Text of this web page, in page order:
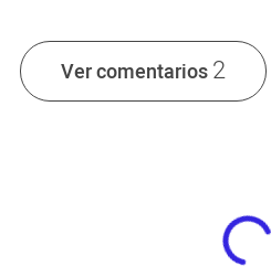
Ver comentarios2